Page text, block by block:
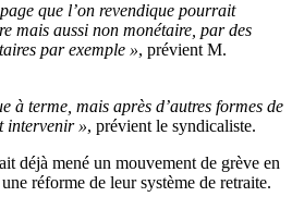
que l’on revendique pourrait
mais aussi non monétaire, par des
par exemple », prévient M.
à terme, mais après d’autres formes de
intervenir », prévient le syndicaliste.
déjà mené un mouvement de grève en
réforme de leur système de retraite.